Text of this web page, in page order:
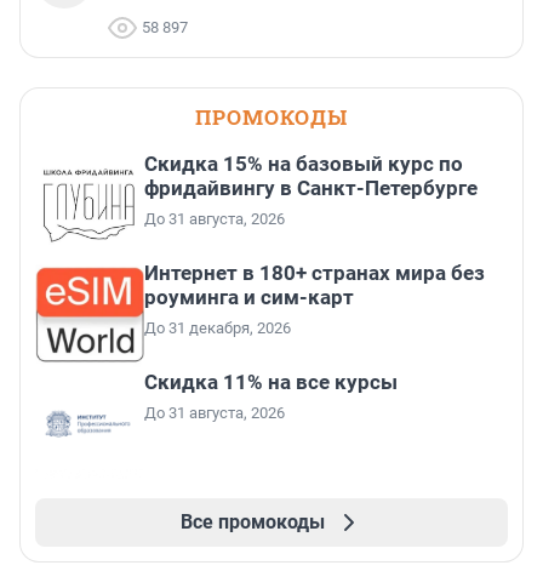
58 897
ПРОМОКОДЫ
Скидка 15% на базовый курс по
фридайвингу в Санкт-Петербурге
До 31 августа, 2026
Интернет в 180+ странах мира без
роуминга и сим-карт
До 31 декабря, 2026
Скидка 11% на все курсы
До 31 августа, 2026
Все промокоды